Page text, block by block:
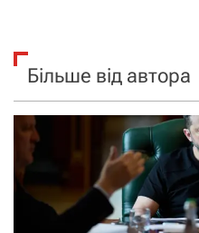
Більше від автора